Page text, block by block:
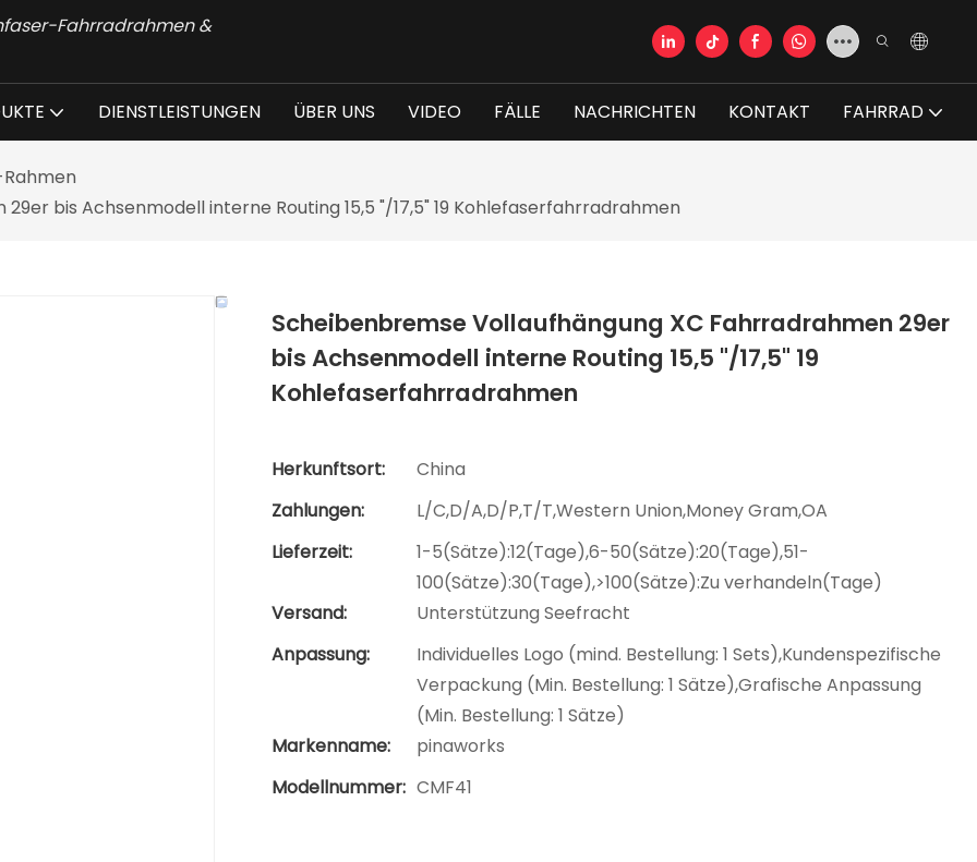
Fahrradrahmen &
DIENSTLEISTUNGEN ÜBER UNS VIDEO FÄLLE NACHRICHTEN KONTAKT FAHRRAD
bis Achsenmodell interne Routing 15,5 "/17,5" 19 Kohlefaserfahrradrahmen
Scheibenbremse Vollaufhängung XC Fahrradrahmen 29er
bis Achsenmodell interne Routing 15,5 "/17,5" 19
Kohlefaserfahrradrahmen
Herkunftsort:
China
Zahlungen:
L/C,D/A,D/P,T/T,Western Union,Money Gram,OA
Lieferzeit:
1-5(Sätze):12(Tage),6-50(Sätze):20(Tage),51-
100(Sätze):30(Tage),>100(Sätze):Zu verhandeln(Tage)
Versand:
Unterstützung Seefracht
Anpassung:
Individuelles Logo (mind. Bestellung: 1 Sets),Kundenspezifische
Verpackung (Min. Bestellung: 1 Sätze),Grafische Anpassung
(Min. Bestellung: 1 Sätze)
Markenname:
pinaworks
Modellnummer: CMF41